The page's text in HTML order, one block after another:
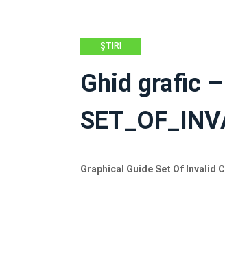
ŞTIRI
Ghid grafic
Graphical Guide Set Of Invalid